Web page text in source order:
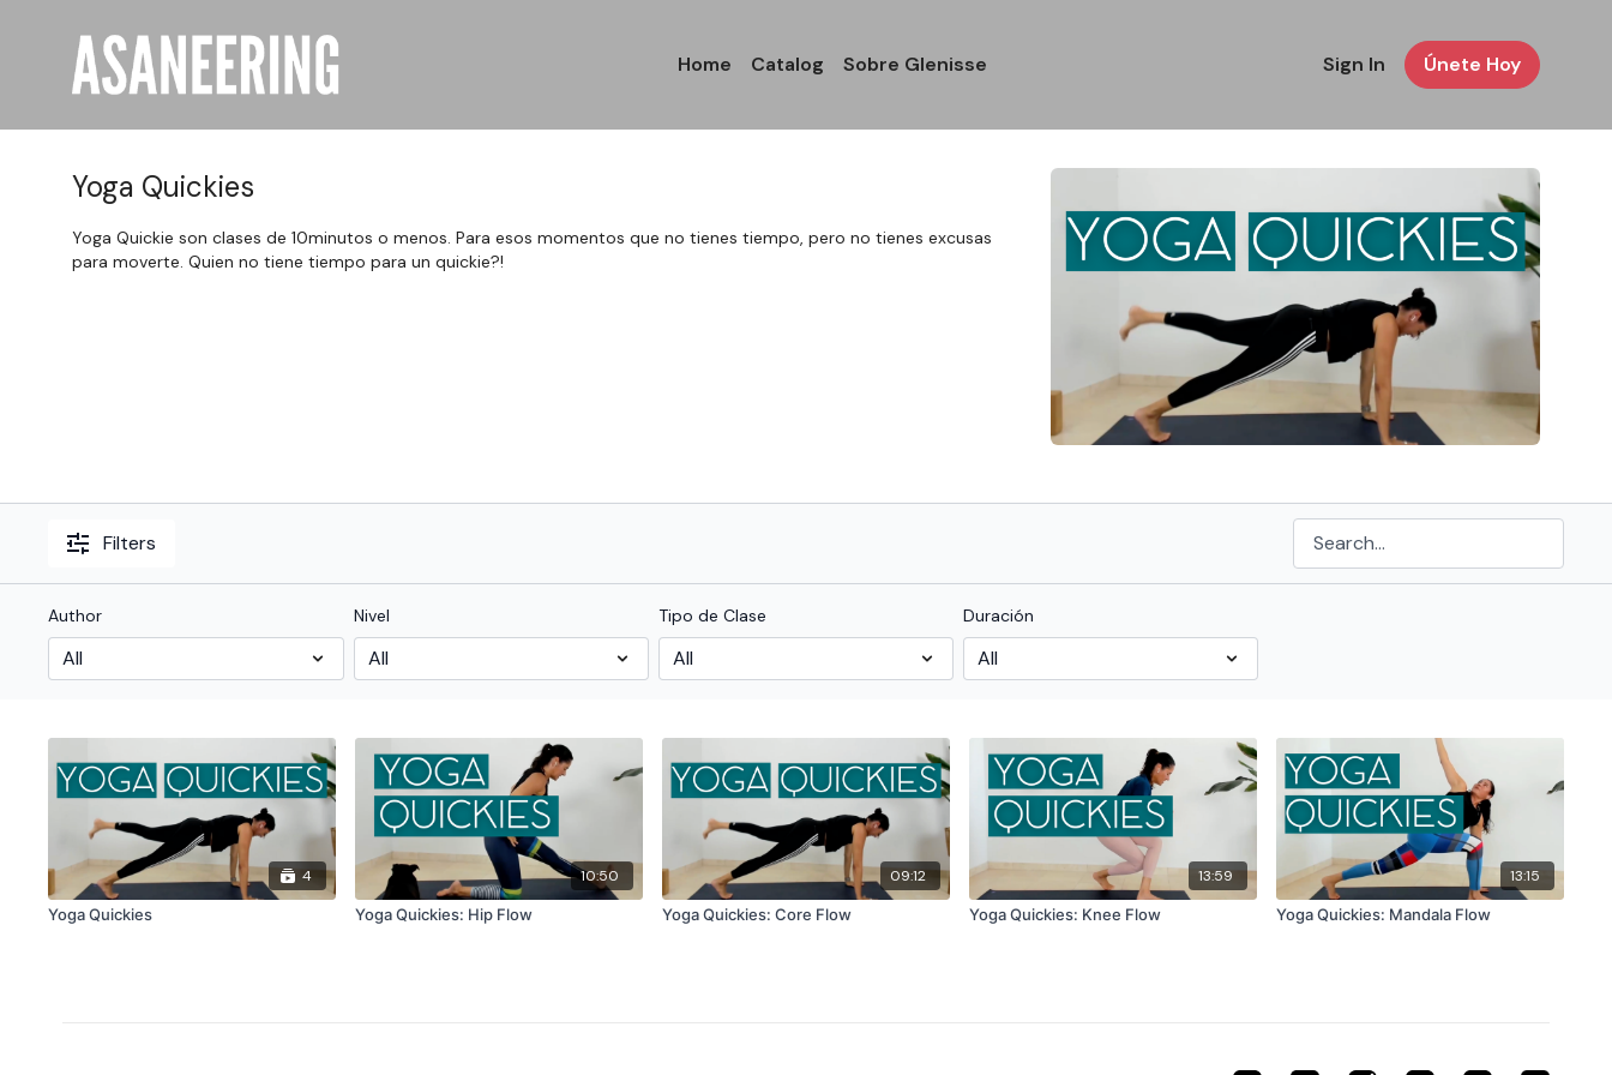
Home Catalog Sobre Glenisse Sign In Únete Hoy
Yoga Quickies
Yoga Quickie son clases de 10minutos o menos. Para esos momentos que no tienes tiempo, pero no tienes excusas
para moverte. Quien no tiene tiempo para un quickie?!
Filters
Author Nivel Tipo de Clase Duración
4
Yoga Quickies
10:50
Yoga Quickies: Hip Flow
09:12
Yoga Quickies: Core Flow
13:59
Yoga Quickies: Knee Flow
13:15
Yoga Quickies: Mandala Flow